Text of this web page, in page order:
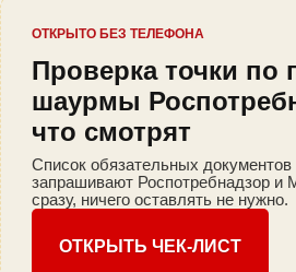
ОТКРЫТО БЕЗ ТЕЛЕФОНА
Проверка точки по
шаурмы
что смотрят
Список обязательных документов
запрашивают Роспотребнадзор и
сразу, ничего оставлять не нужно.
ОТКРЫТЬ ЧЕК-ЛИСТ